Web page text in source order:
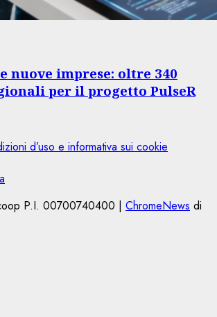
nuove imprese: oltre 340
per il progetto PulseR
d’uso e informativa sui cookie
P.I. 00700740400 | ChromeNews di